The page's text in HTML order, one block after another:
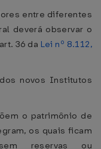
entre diferentes
deverá observar o
36 da Lei nº 8.112,
novos Institutos
o patrimônio de
os quais ficam
sem reservas ou